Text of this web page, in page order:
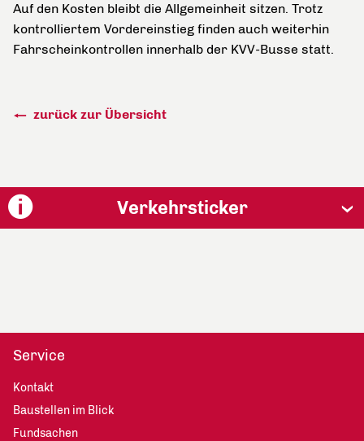
Auf den Kosten bleibt die Allgemeinheit sitzen. Trotz
kontrolliertem Vordereinstieg finden auch weiterhin
Fahrscheinkontrollen innerhalb der KVV-Busse statt.
zurück zur Übersicht
Verkehrsticker
Service
Kontakt
Baustellen im Blick
Fundsachen